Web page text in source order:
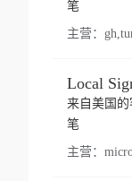
笔
主营：
Local
来自美国
笔
主营：